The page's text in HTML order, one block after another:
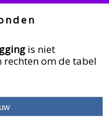
is niet
rechten om de tabel